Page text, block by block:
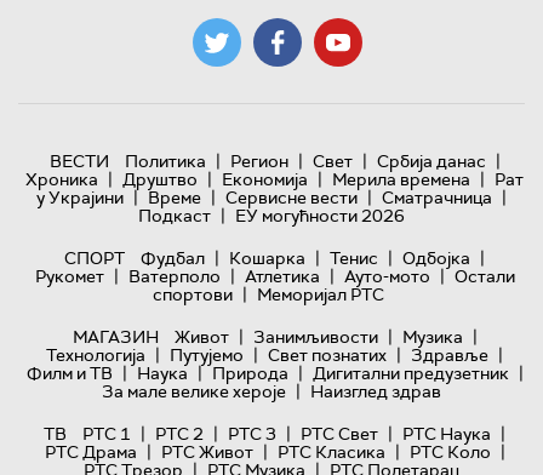
ВЕСТИ Политика | Регион | Свет | Србија данас |
Хроника | Друштво | Економија | Мерила времена | Рат
у Украјини | Време | Сервисне вести | Сматрачница |
Подкаст | ЕУ могућности 2026
СПОРТ
Фудбал | Кошарка | Тенис | Одбојка |
Рукомет | Ватерполо | Атлетика | Ауто-мото | Остали
спортови | Меморијал РТС
МАГАЗИН
Живот | Занимљивости | Музика |
Технологијa | Путујемо | Свет познатих | Здравље |
Филм и ТВ | Наука | Природа | Дигитални предузетник |
За мале велике хероје | Наизглед здрав
ТВ
РТС 1 | РТС 2 | РТС 3 | РТС Свет | РТС Наука |
РТС Драма | РТС Живот | РТС Класика | РТС Коло |
РТС Трезор РТС Музика РТС Полетарац